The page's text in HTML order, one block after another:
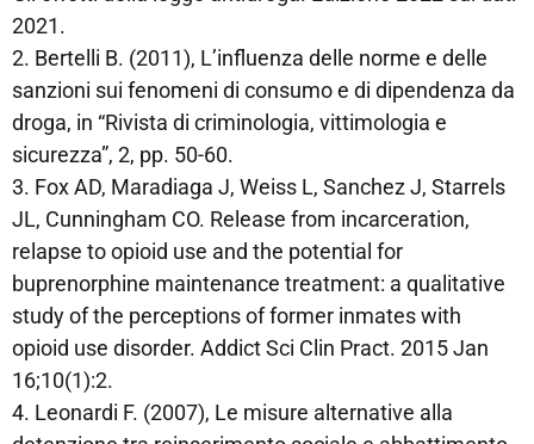
2021.
2. Bertelli B. (2011), L’influenza delle norme e delle
sanzioni sui fenomeni di consumo e di dipendenza da
droga, in “Rivista di criminologia, vittimologia e
sicurezza”, 2, pp. 50-60.
3. Fox AD, Maradiaga J, Weiss L, Sanchez J, Starrels
JL, Cunningham CO. Release from incarceration,
relapse to opioid use and the potential for
buprenorphine maintenance treatment: a qualitative
study of the perceptions of former inmates with
opioid use disorder. Addict Sci Clin Pract. 2015 Jan
16;10(1):2.
4. Leonardi F. (2007), Le misure alternative alla